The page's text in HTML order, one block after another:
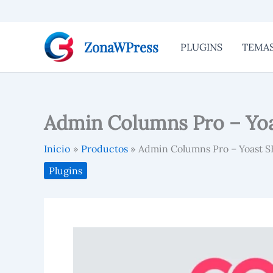
contenido
ZonaWPress PLUGINS
Admin Columns Pro –
Inicio Productos
Admin Columns Pro – Yoast
Plugins